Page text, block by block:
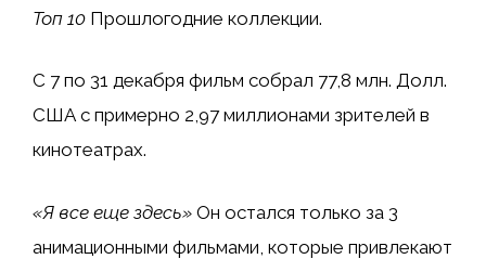
Топ 10 Прошлогодние коллекции.
С 7 по 31 декабря фильм собрал 77,8 млн. Долл.
США с примерно 2,97 миллионами зрителей в
кинотеатрах.
«Я все еще здесь» Он остался только за 3
анимационными фильмами, которые привлекают